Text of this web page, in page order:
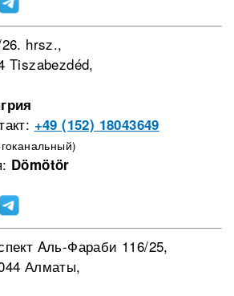
hrsz.,
Tiszabezdéd,
+49 (152) 18043649
Dömötör
Aль-Фараби 116/25,
Алматы,